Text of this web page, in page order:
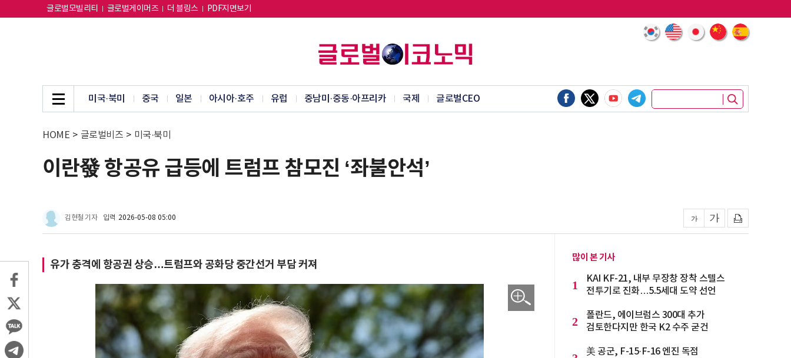
글로벌모빌리티 글로벌게이머즈 더 블링스 PDF지면보기
미국·북미 중국 일본 아시아·호주 유럽 중남미·중동·아프리카 국제 글로벌CEO
HOME > 글로벌비즈 > 미국·북미
이란發 항공유 급등에 트럼프 참모진 ‘좌불안석’
김현철 기자 입력 2026-05-08 05:00
유가 충격에 항공권 상승…트럼프와 공화당 중간선거 부담 커져
많이 본 기사
1
KAI KF-21, 내부 무장창 장착 스텔스
전투기로 진화…5.5세대 도약 선언
2
폴란드, 에이브럼스 300대 추가
검토한다지만 한국 K2 수주 굳건
美 공군, F-15·F-16 엔진 독점